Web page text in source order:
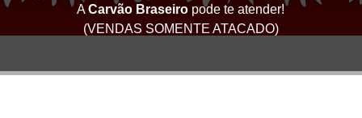
ACarvão Braseiro pode te atender!
(VENDAS SOMENTE ATACADO)